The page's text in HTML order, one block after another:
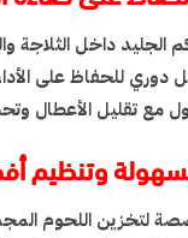
الجليد داخل
دوري للحفاظ
مع تقليل الأعطال
وتنظيم
لتخزين اللحوم